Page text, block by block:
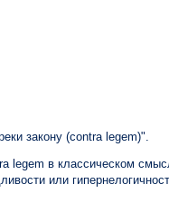
закону (contra legem)".
legem в классическом
или